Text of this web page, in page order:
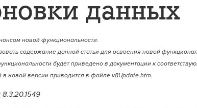
данных
новой функциональности.
содержание данной статьи для освоения новой
будет приведено в документации к
новой версии приводится в файле v8Update.htm.